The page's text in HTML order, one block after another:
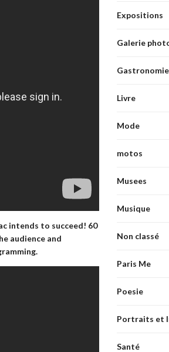
intends to succeed! 60
audience and
Expositions
Galerie
Gastronomie
Livre
Mode
motos
Musees
Musique
Non classé
Paris Me
Poesie
Portraits et
Santé